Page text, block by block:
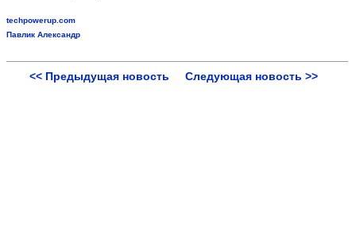
techpowerup.com
Павлик Александр
<< Предыдущая новость Следующая новость >>